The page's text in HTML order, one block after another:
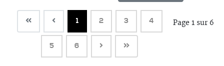
Page 1 sur 6
1 2 3 4
5 6